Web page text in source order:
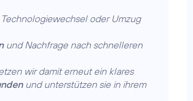
oder Umzug
und Nachfrage nach schnelleren
wir damit erneut ein klares
und unterstützen sie in ihrem